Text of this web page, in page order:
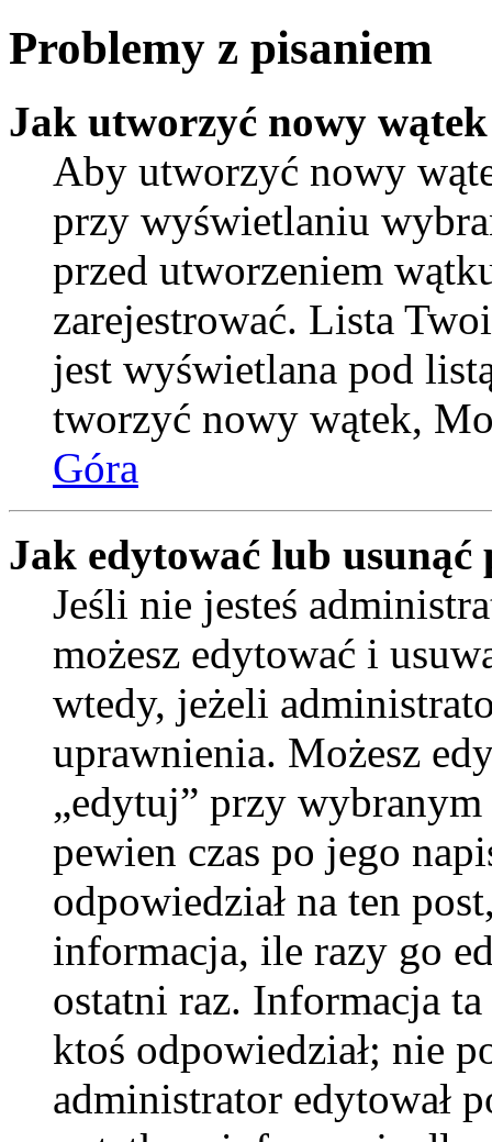
Problemy z pisaniem
Jak utworzyć nowy
Aby utworzyć nowy
przy wyświetlaniu
przed utworzeniem
zarejestrować. Lista
jest wyświetlana pod
tworzyć nowy wątek,
Góra
Jak edytować lub usunąć
Jeśli nie jesteś
możesz edytować i
wtedy, jeżeli
uprawnienia. Możesz
„edytuj” przy
pewien czas po jego
odpowiedział na ten
informacja, ile razy go
ostatni raz. Informacja
ktoś odpowiedział; nie
administrator edytował